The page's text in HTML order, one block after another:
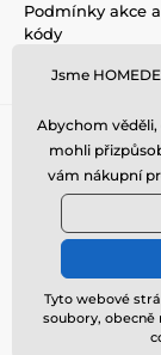
Podmínky akce
kódy
© 2026
Jsme
Abychom věděli,
mohli
vám nákupní
Tyto webové
soubory, obecně